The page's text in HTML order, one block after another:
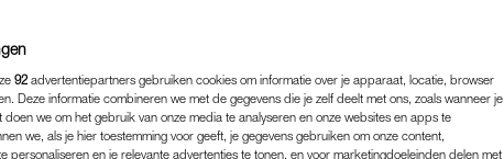
92 advertentiepartners gebruiken cookies om informatie over je apparaat, locatie, browser
Deze informatie combineren we met de gegevens die je zelf deelt met ons, zoals wanneer je
we om het gebruik van onze media te analyseren en onze websites en apps te
we, als je hier toestemming voor geeft, je gegevens gebruiken om onze content,
personaliseren en je relevante advertenties te tonen, en voor marketingdoeleinden delen met